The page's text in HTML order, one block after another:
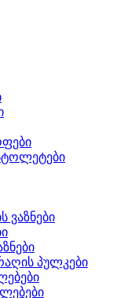
პულკები